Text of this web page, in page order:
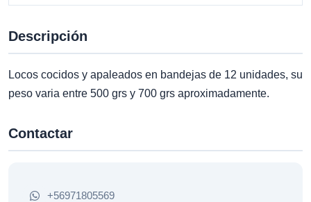
Descripción
Locos cocidos y apaleados en bandejas de 12 unidades, su
peso varia entre 500 grs y 700 grs aproximadamente.
Contactar
+56971805569